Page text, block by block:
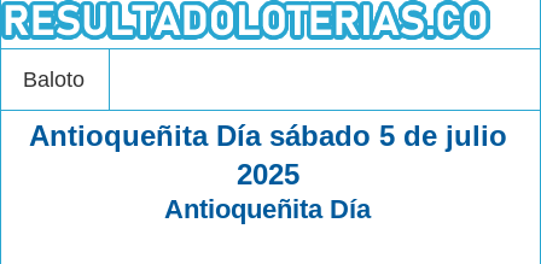
Baloto
Antioqueñita Día sábado 5 de julio
2025
Antioqueñita Día